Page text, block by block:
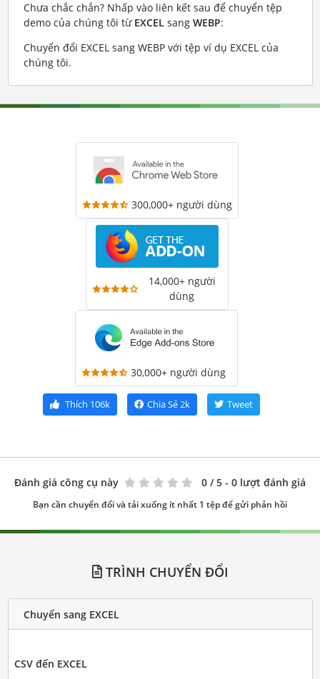
Chưa chắc chắn? Nhấp vào liên kết sau để chuyển tệp
demo của chúng tôi từ EXCELsang WEBP:
Chuyển đổi EXCEL sang WEBP với tệp ví dụ EXCEL của
chúng tôi.
300,000+ người dùng
14,000+ người
dùng
30,000+ người dùng
Thích 106k Chia Sẻ2k Tweet
Đánh giá công cụ này 0 / 5 - 0 lượt đánh giá
Bạn cần chuyển đổi và tải xuống ít nhất 1 tệp để gửi phản hồi
TRÌNH CHUYỂN ĐỔI
Chuyển sang EXCEL
CSV đến EXCEL